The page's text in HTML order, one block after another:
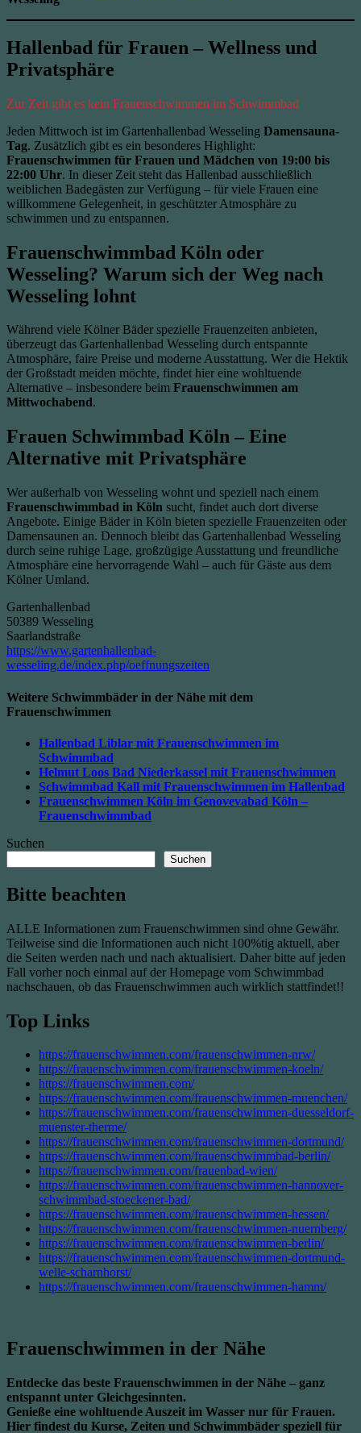
Hallenbad für Frauen – Wellness und
Privatsphäre
Zur Zeit gibt es kein Frauenschwimmen im Schwimmbad
Jeden Mittwoch ist im Gartenhallenbad Wesseling Damensauna-
Tag. Zusätzlich gibt es ein besonderes Highlight:
Frauenschwimmen für Frauen und Mädchen von 19:00 bis
22:00 Uhr. In dieser Zeit steht das Hallenbad ausschließlich
weiblichen Badegästen zur Verfügung – für viele Frauen eine
willkommene Gelegenheit, in geschützter Atmosphäre zu
schwimmen und zu entspannen.
Frauenschwimmbad Köln oder
Wesseling? Warum sich der Weg nach
Wesseling lohnt
Während viele Kölner Bäder spezielle Frauenzeiten anbieten,
überzeugt das Gartenhallenbad Wesseling durch entspannte
Atmosphäre, faire Preise und moderne Ausstattung. Wer die Hektik
der Großstadt meiden möchte, findet hier eine wohltuende
Alternative – insbesondere beim Frauenschwimmen am
Mittwochabend.
Frauen Schwimmbad Köln – Eine
Alternative mit Privatsphäre
Wer außerhalb von Wesseling wohnt und speziell nach einem
Frauenschwimmbad in Köln sucht, findet auch dort diverse
Angebote. Einige Bäder in Köln bieten spezielle Frauenzeiten oder
Damensaunen an. Dennoch bleibt das Gartenhallenbad Wesseling
durch seine ruhige Lage, großzügige Ausstattung und freundliche
Atmosphäre eine hervorragende Wahl – auch für Gäste aus dem
Kölner Umland.
Gartenhallenbad
50389 Wesseling
Saarlandstraße
https://www.gartenhallenbad-
wesseling.de/index.php/oeffnungszeiten
Weitere Schwimmbäder in der Nähe mit dem
Frauenschwimmen
Hallenbad Liblar mit Frauenschwimmen im
Schwimmbad
Helmut Loos Bad Niederkassel mit Frauenschwimmen
Schwimmbad Kall mit Frauenschwimmen im Hallenbad
Frauenschwimmen Köln im Genovevabad Köln –
Frauenschwimmbad
Suchen
Suchen
Bitte beachten
ALLE Informationen zum Frauenschwimmen sind ohne Gewähr.
Teilweise sind die Informationen auch nicht 100%tig aktuell, aber
die Seiten werden nach und nach aktualisiert. Daher bitte auf jeden
Fall vorher noch einmal auf der Homepage vom Schwimmbad
nachschauen, ob das Frauenschwimmen auch wirklich stattfindet!!
Top Links
https://frauenschwimmen.com/frauenschwimmen-nrw/
https://frauenschwimmen.com/frauenschwimmen-koeln/
https://frauenschwimmen.com/
https://frauenschwimmen.com/frauenschwimmen-muenchen/
https://frauenschwimmen.com/frauenschwimmen-duesseldorf-
muenster-therme/
https://frauenschwimmen.com/frauenschwimmen-dortmund/
https://frauenschwimmen.com/frauenschwimmbad-berlin/
https://frauenschwimmen.com/frauenbad-wien/
https://frauenschwimmen.com/frauenschwimmen-hannover-
schwimmbad-stoeckener-bad/
https://frauenschwimmen.com/frauenschwimmen-hessen/
https://frauenschwimmen.com/frauenschwimmen-nuernberg/
https://frauenschwimmen.com/frauenschwimmen-berlin/
https://frauenschwimmen.com/frauenschwimmen-dortmund-
welle-scharnhorst/
https://frauenschwimmen.com/frauenschwimmen-hamm/
Frauenschwimmen in der Nähe
Entdecke das beste Frauenschwimmen in der Nähe – ganz
entspannt unter Gleichgesinnten.
Genieße eine wohltuende Auszeit im Wasser nur für Frauen.
Hier findest du Kurse, Zeiten und Schwimmbäder speziell für